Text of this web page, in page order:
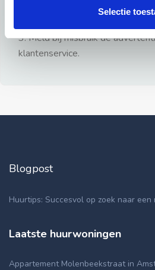
Selectie
3: Meld bij misbruik de
klantenservice.
Blogpost
Huurtips: Succesvol op zoek naar
Laatste huurwoningen
Appartement Molenbeekstraat in